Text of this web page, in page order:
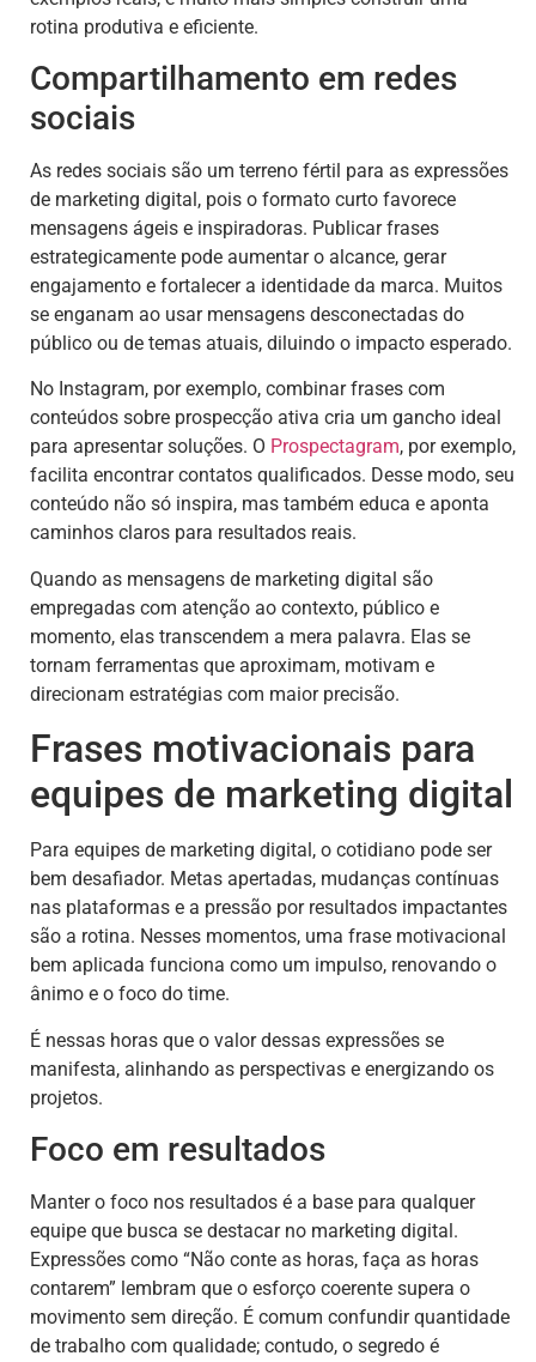
rotina produtiva e eficiente.
Compartilhamento em redes
sociais
As redes sociais são um terreno fértil para as expressões
de marketing digital, pois o formato curto favorece
mensagens ágeis e inspiradoras. Publicar frases
estrategicamente pode aumentar o alcance, gerar
engajamento e fortalecer a identidade da marca. Muitos
se enganam ao usar mensagens desconectadas do
público ou de temas atuais, diluindo o impacto esperado.
No Instagram, por exemplo, combinar frases com
conteúdos sobre prospecção ativa cria um gancho ideal
para apresentar soluções. O Prospectagram, por exemplo,
facilita encontrar contatos qualificados. Desse modo, seu
conteúdo não só inspira, mas também educa e aponta
caminhos claros para resultados reais.
Quando as mensagens de marketing digital são
empregadas com atenção ao contexto, público e
momento, elas transcendem a mera palavra. Elas se
tornam ferramentas que aproximam, motivam e
direcionam estratégias com maior precisão.
Frases motivacionais para
equipes de marketing digital
Para equipes de marketing digital, o cotidiano pode ser
bem desafiador. Metas apertadas, mudanças contínuas
nas plataformas e a pressão por resultados impactantes
são a rotina. Nesses momentos, uma frase motivacional
bem aplicada funciona como um impulso, renovando o
ânimo e o foco do time.
É nessas horas que o valor dessas expressões se
manifesta, alinhando as perspectivas e energizando os
projetos.
Foco em resultados
Manter o foco nos resultados é a base para qualquer
equipe que busca se destacar no marketing digital.
Expressões como “Não conte as horas, faça as horas
contarem” lembram que o esforço coerente supera o
movimento sem direção. É comum confundir quantidade
de trabalho com qualidade; contudo, o segredo é